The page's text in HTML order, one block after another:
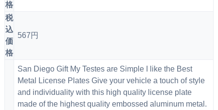
格
税
込
価
格
567円
San Diego Gift My Testes are Simple I like the Best
Metal License Plates Give your vehicle a touch of style
and individuality with this high quality license plate
made of the highest quality embossed aluminum metal.